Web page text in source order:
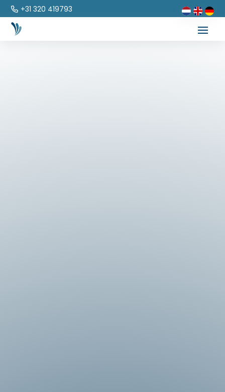
+31 320 419793